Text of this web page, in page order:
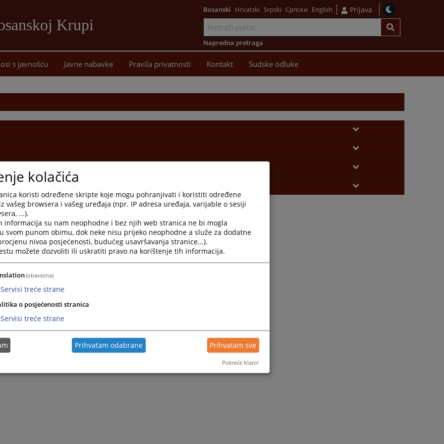
Krupi
sadržaj
Bosanski Hrvatski Srpski Српски English Prijava
Napredna pretraga
s javnošću Javne nabavke Pravila privatnosti Kontakt Sudske odluke
kolačića
koristi određene skripte koje mogu pohranjivati i koristiti određene
vašeg browsera i vašeg uređaja (npr. IP adresa uređaja, varijable o sesiji
...).
informacija su nam neophodne i bez njih web stranica ne bi mogla
svom punom obimu, dok neke nisu prijeko neophodne a služe za dodatne
nivoa posjećenosti, budućeg usavršavanja stranice...).
možete dozvoliti ili uskratiti pravo na korištenje tih informacija.
(obavezna)
Servisi treće strane
o posjećenosti stranica
Servisi treće strane
Prihvatam odabrane Prihvatam sve
Pokreće Klaro!